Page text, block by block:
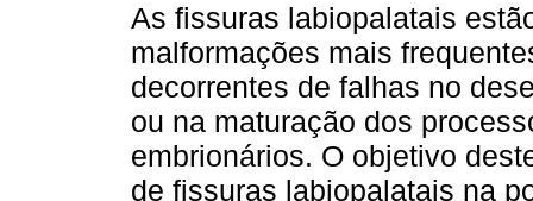
As fissuras labiopalatais
malformações mais
decorrentes de falhas no
ou na maturação dos
embrionários. O objetivo
de fissuras labiopalatais na